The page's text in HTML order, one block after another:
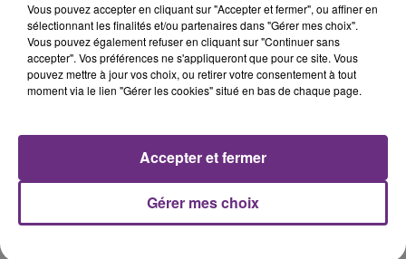
18h59
18h59
SHAKIRA FEAT. BURNA BOY
18h57
18h57
PIERRE DE MAERE
Vous pouvez accepter en cliquant sur "Accepter et fermer", ou affiner en
sélectionnant les finalités et/ou partenaires dans "Gérer mes choix".
Vous pouvez également refuser en cliquant sur "Continuer sans
accepter". Vos préférences ne s'appliqueront que pour ce site. Vous
pouvez mettre à jour vos choix, ou retirer votre consentement à tout
moment via le lien "Gérer les cookies" situé en bas de chaque page.
Gérer mes choix
Accepter et fermer